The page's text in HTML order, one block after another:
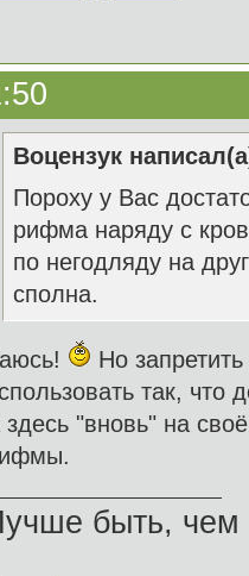
Воцензук
Пороху у Вас
рифма наряду с
по негодляду на
сполна.
Но
так, что
здесь "вновь" на
быть, чем